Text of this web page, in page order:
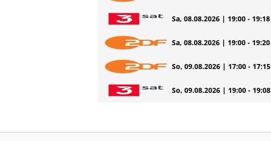
Sa, 08.08.2026 | 19:00 - 19:18
Sa, 08.08.2026 | 19:00 - 19:20
So, 09.08.2026 | 17:00 - 17:15
So, 09.08.2026 | 19:00 - 19:08